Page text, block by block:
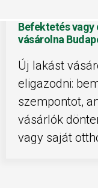
Befektetés vagy
vásárolna
Új lakást
eligazodni:
szempontot,
vásárlók
vagy saját